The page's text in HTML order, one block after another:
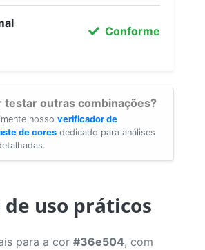
Conforme
testar outras combinações?
nosso verificador de
de cores dedicado para análises
de uso práticos
para a cor #36e504, com